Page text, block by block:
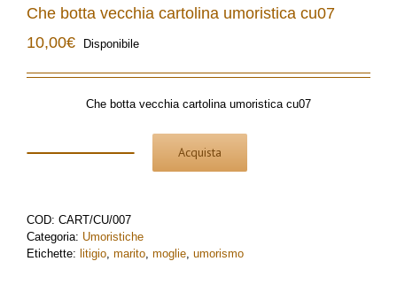
Che botta vecchia cartolina umoristica cu07
10,00€ Disponibile
Che botta vecchia cartolina umoristica cu07
umoristica
cu07
quantità
Acquista
COD: CART/CU/007
Categoria: Umoristiche
Etichette: litigio, marito, moglie, umorismo